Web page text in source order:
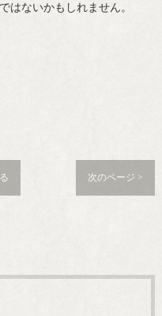
はないかもしれません。
次のページ >